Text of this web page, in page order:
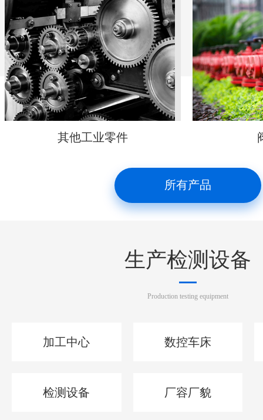
所有产品
其他工业零件
生产检测设备
Production testing equipment
加工中心 数控车床
检测设备 厂容厂貌